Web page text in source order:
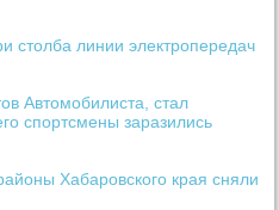
столба линии электропередач
Автомобилиста, стал
спортсмены заразились
Хабаровского края сняли